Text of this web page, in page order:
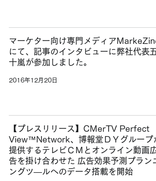
マーケター向け専門メディアMarkeZine
にて、記事のインタビューに弊社代表五
十嵐が参加しました。
2016年12月20日
【プレスリリース】CMerTV Perfect
View™Network、博報堂ＤＹグループ
提供するテレビＣＭとオンライン動画広
告を掛け合わせた 広告効果予測プランニ
ングツ―ルへのデータ搭載を開始